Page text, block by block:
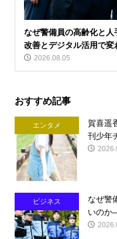
なぜ警備員の高齢化と
改善とデジタル活用で変
2026.08.05
おすすめ記事
エンタメ
賀喜遥
刊少年
ビジネス
なぜ警
いのか